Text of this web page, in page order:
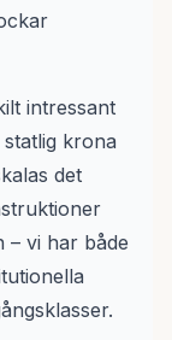
intressant
krona
det
– vi har både